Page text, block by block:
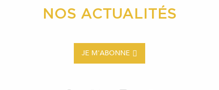
NOS ACTUALITÉS
JE M'ABONNE